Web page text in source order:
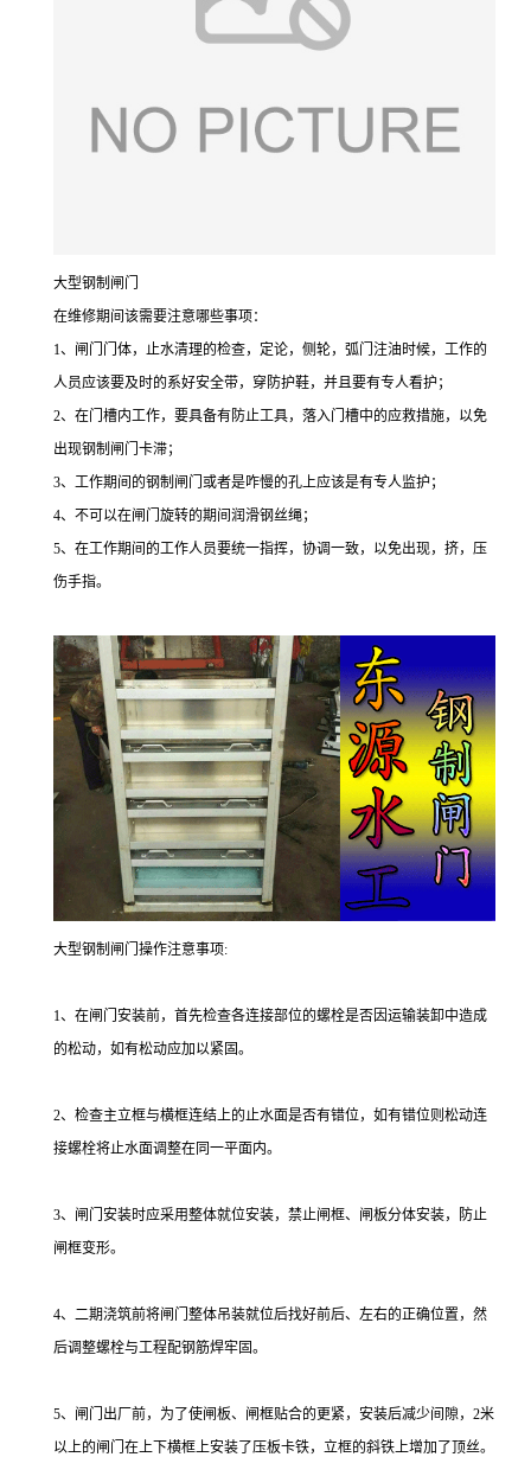
大型钢制闸门
在维修期间该需要注意哪些事项：
1、闸门门体，止水清理的检查，定论，侧轮，弧门注油时候，工作的
人员应该要及时的系好安全带，穿防护鞋，并且要有专人看护；
2、在门槽内工作，要具备有防止工具，落入门槽中的应救措施，以免
出现钢制闸门卡滞；
3、工作期间的钢制闸门或者是咋慢的孔上应该是有专人监护；
4、不可以在闸门旋转的期间润滑钢丝绳；
5、在工作期间的工作人员要统一指挥，协调一致，以免出现，挤，压
伤手指。
大型钢制闸门操作注意事项:
1、在闸门安装前，首先检查各连接部位的螺栓是否因运输装卸中造成
的松动，如有松动应加以紧固。
2、检查主立框与横框连结上的止水面是否有错位，如有错位则松动连
接螺栓将止水面调整在同一平面内。
3、闸门安装时应采用整体就位安装，禁止闸框、闸板分体安装，防止
闸框变形。
4、二期浇筑前将闸门整体吊装就位后找好前后、左右的正确位置，然
后调整螺栓与工程配钢筋焊牢固。
5、闸门出厂前，为了使闸板、闸框贴合的更紧，安装后减少间隙，2米
以上的闸门在上下横框上安装了压板卡铁，立框的斜铁上增加了顶丝。